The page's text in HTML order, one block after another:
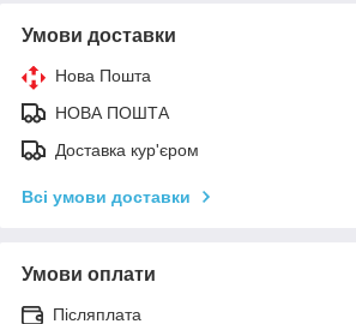
Умови доставки
Нова Пошта
НОВА ПОШТА
Доставка кур'єром
Всі умови доставки
Умови оплати
Післяплата